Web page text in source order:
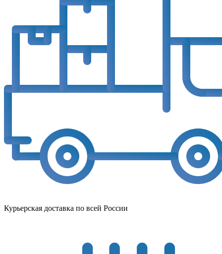
Курьерская доставка по всей России